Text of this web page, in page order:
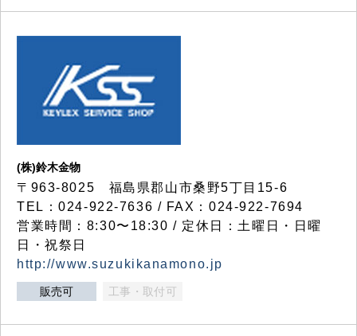
(株)鈴木金物
〒963-8025 福島県郡山市桑野5丁目15-6
TEL：024-922-7636 / FAX：024-922-7694
営業時間：8:30〜18:30 / 定休日：土曜日・日曜
日・祝祭日
http://www.suzukikanamono.jp
販売可 工事・取付可